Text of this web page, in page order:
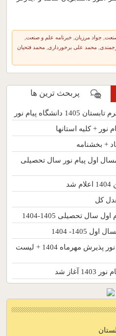
صنعت, جواد مرزیان, خبرنامه علم و صنعت,
, محمد علی برخورداری, محمد فتحیان
پربحث ترین ها
پیام نور
+ کلیه استانها
+ بخشنامه
اول پیام نور سال تحصیلی
کل
سال تحصیلی 1405-1404
1405- 1404
آغاز ثبت نام بدون کنکور پیام نور پذیرش مهرماه 1404 + لیست
شد